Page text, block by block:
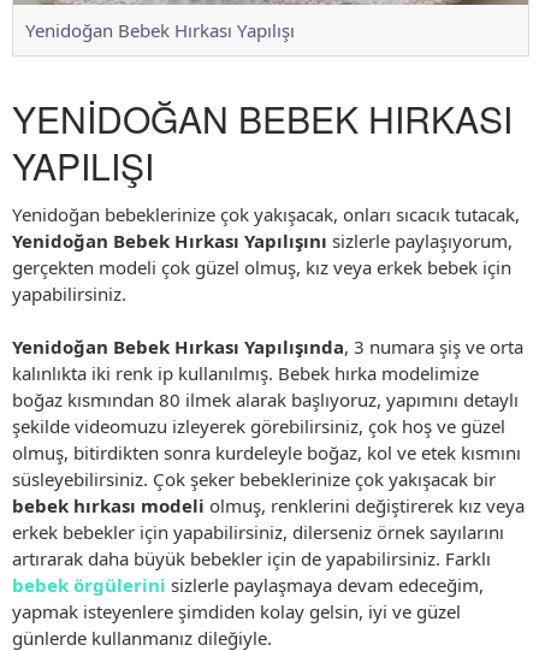
Yenidoğan Bebek Hırkası Yapılışı
YENİDOĞAN BEBEK HIRKASI
YAPILIŞI
Yenidoğan bebeklerinize çok yakışacak, onları sıcacık tutacak,
Yenidoğan Bebek Hırkası Yapılışını sizlerle paylaşıyorum,
gerçekten modeli çok güzel olmuş, kız veya erkek bebek için
yapabilirsiniz.
Yenidoğan Bebek Hırkası Yapılışında, 3 numara şiş ve orta
kalınlıkta iki renk ip kullanılmış. Bebek hırka modelimize
boğaz kısmından 80 ilmek alarak başlıyoruz, yapımını detaylı
şekilde videomuzu izleyerek görebilirsiniz, çok hoş ve güzel
olmuş, bitirdikten sonra kurdeleyle boğaz, kol ve etek kısmını
süsleyebilirsiniz. Çok şeker bebeklerinize çok yakışacak bir
bebek hırkası modeli olmuş, renklerini değiştirerek kız veya
erkek bebekler için yapabilirsiniz, dilerseniz örnek sayılarını
artırarak daha büyük bebekler için de yapabilirsiniz. Farklı
bebek örgülerini sizlerle paylaşmaya devam edeceğim,
yapmak isteyenlere şimdiden kolay gelsin, iyi ve güzel
günlerde kullanmanız dileğiyle.